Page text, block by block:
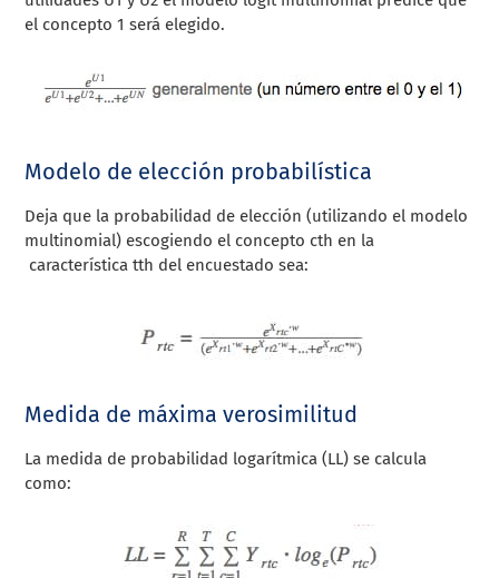
el concepto 1 será elegido.
Modelo de elección probabilística
Deja que la probabilidad de elección (utilizando el modelo
multinomial) escogiendo el concepto cth en la
característica tth del encuestado sea:
Medida de máxima verosimilitud
La medida de probabilidad logarítmica (LL) se calcula
como: